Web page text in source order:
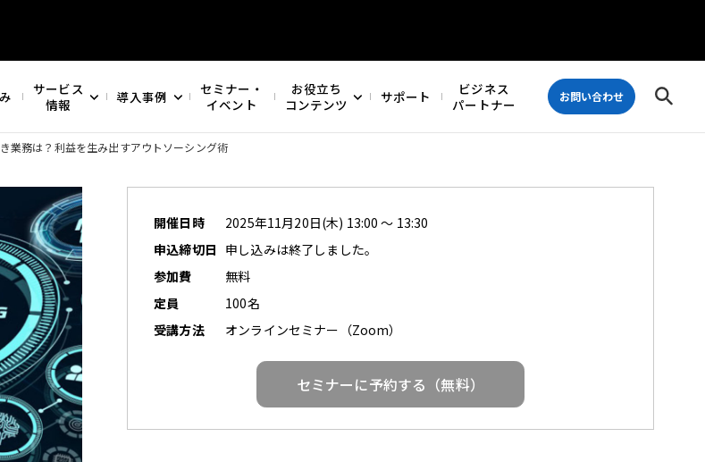
サービス
情報
導入事例
セミナー・
イベント
お役立ち
コンテンツ
サポート
ビジネス
パートナー
お問い合わせ
業務は？利益を生み出すアウトソーシング術
開催日時
2025年11月20日(木) 13:00 ～ 13:30
申込締切日 申し込みは終了しました。
参加費
無料
定員
100名
受講方法
オンラインセミナー（Zoom）
セミナーに予約する（無料）